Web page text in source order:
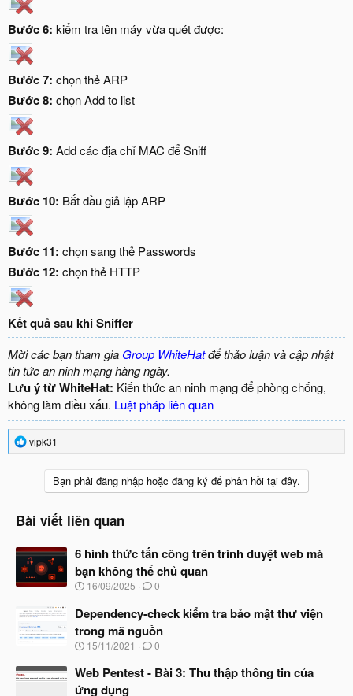
Bước 6: kiểm tra tên máy vừa quét được:
Bước 7: chọn thẻ ARP
Bước 8: chọn Add to list
Bước 9: Add các địa chỉ MAC để Sniff
Bước 10: Bắt đầu giả lập ARP
Bước 11: chọn sang thẻ Passwords
Bước 12: chọn thẻ HTTP
Kết quả sau khi Sniffer
Mời các bạn tham gia Group WhiteHatđể thảo luận và cập nhật
tin tức an ninh mạng hàng ngày.
Lưu ý từ WhiteHat: Kiến thức an ninh mạng để phòng chống,
không làm điều xấu. Luật pháp liên quan
R
e
o
n
:
vipk31
Bạn phải đăng nhập hoặc đăng ký để phản hồi tại đây.
Bài viết liên quan
6 hình thức tấn công trên trình duyệt web mà
bạn không thể chủ quan
N
à
y
b
ắ
đ
ầ
16/09/2025 0
Dependency-check kiểm tra bảo mật thư viện
trong mã nguồn
N
à
15/11/2021 0
Web Pentest - Bài 3: Thu thập thông tin của
ứng dụng